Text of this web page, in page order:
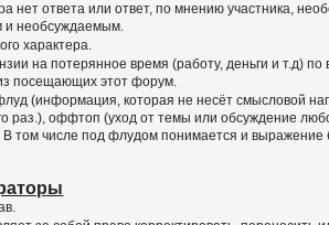
нет ответа или ответ, по мнению участника,
и необсуждаемым.
характера.
на потерянное время (работу, деньги и т.д)
посещающих этот форум.
(информация, которая не несёт смысловой
раз.), оффтоп (уход от темы или обсуждение
В том числе под флудом понимается и